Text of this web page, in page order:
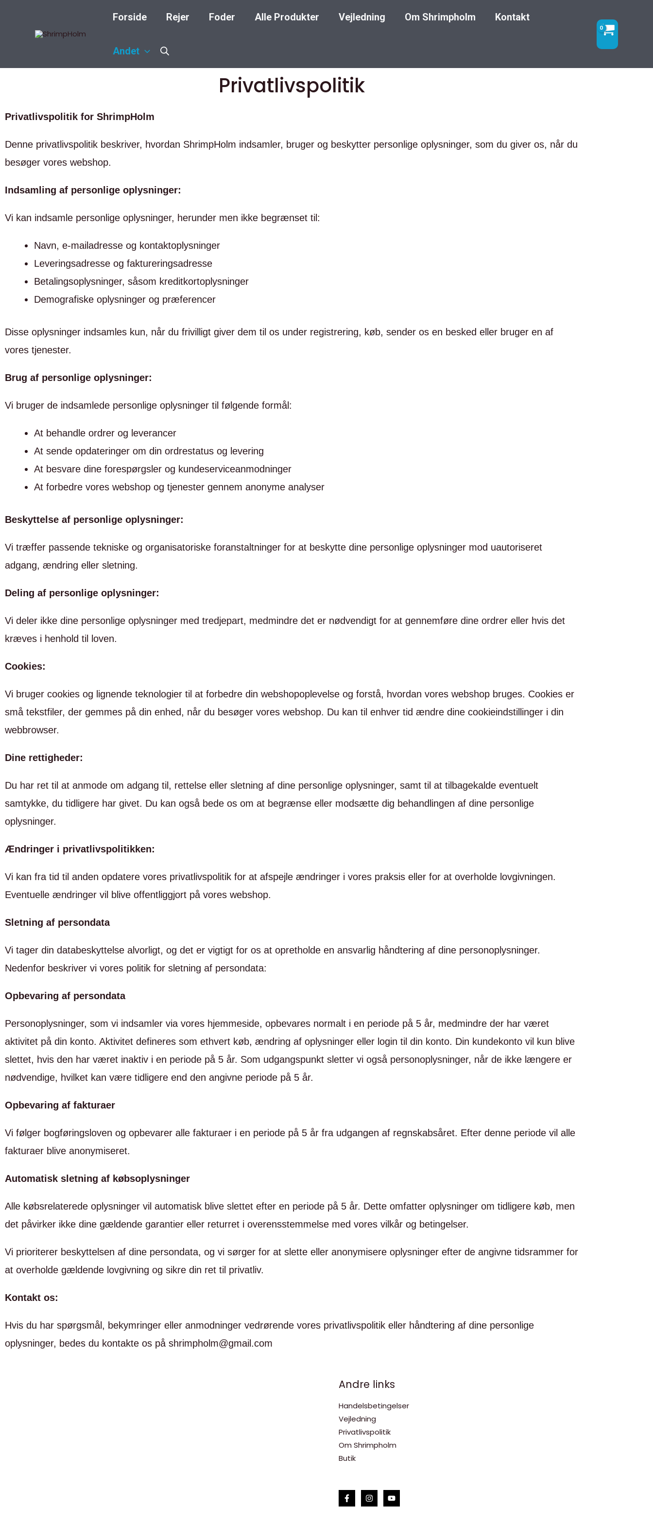
Forside Rejer Foder Alle Produkter Vejledning Om Shrimpholm Kontakt
Andet
Privatlivspolitik
Privatlivspolitik for ShrimpHolm
Denne privatlivspolitik beskriver, hvordan ShrimpHolm indsamler, bruger og beskytter personlige oplysninger, som du giver os, når du
besøger vores webshop.
Indsamling af personlige oplysninger:
Vi kan indsamle personlige oplysninger, herunder men ikke begrænset til:
Navn, e-mailadresse og kontaktoplysninger
Leveringsadresse og faktureringsadresse
Betalingsoplysninger, såsom kreditkortoplysninger
Demografiske oplysninger og præferencer
Disse oplysninger indsamles kun, når du frivilligt giver dem til os under registrering, køb, sender os en besked eller bruger en af
vores tjenester.
Brug af personlige oplysninger:
Vi bruger de indsamlede personlige oplysninger til følgende formål:
At behandle ordrer og leverancer
At sende opdateringer om din ordrestatus og levering
At besvare dine forespørgsler og kundeserviceanmodninger
At forbedre vores webshop og tjenester gennem anonyme analyser
Beskyttelse af personlige oplysninger:
Vi træffer passende tekniske og organisatoriske foranstaltninger for at beskytte dine personlige oplysninger mod uautoriseret
adgang, ændring eller sletning.
Deling af personlige oplysninger:
Vi deler ikke dine personlige oplysninger med tredjepart, medmindre det er nødvendigt for at gennemføre dine ordrer eller hvis det
kræves i henhold til loven.
Cookies:
Vi bruger cookies og lignende teknologier til at forbedre din webshopoplevelse og forstå, hvordan vores webshop bruges. Cookies er
små tekstfiler, der gemmes på din enhed, når du besøger vores webshop. Du kan til enhver tid ændre dine cookieindstillinger i din
webbrowser.
Dine rettigheder:
Du har ret til at anmode om adgang til, rettelse eller sletning af dine personlige oplysninger, samt til at tilbagekalde eventuelt
samtykke, du tidligere har givet. Du kan også bede os om at begrænse eller modsætte dig behandlingen af dine personlige
oplysninger.
Ændringer i privatlivspolitikken:
Vi kan fra tid til anden opdatere vores privatlivspolitik for at afspejle ændringer i vores praksis eller for at overholde lovgivningen.
Eventuelle ændringer vil blive offentliggjort på vores webshop.
Sletning af persondata
Vi tager din databeskyttelse alvorligt, og det er vigtigt for os at opretholde en ansvarlig håndtering af dine personoplysninger.
Nedenfor beskriver vi vores politik for sletning af persondata:
Opbevaring af persondata
Personoplysninger, som vi indsamler via vores hjemmeside, opbevares normalt i en periode på 5 år, medmindre der har været
aktivitet på din konto. Aktivitet defineres som ethvert køb, ændring af oplysninger eller login til din konto. Din kundekonto vil kun blive
slettet, hvis den har været inaktiv i en periode på 5 år. Som udgangspunkt sletter vi også personoplysninger, når de ikke længere er
nødvendige, hvilket kan være tidligere end den angivne periode på 5 år.
Opbevaring af fakturaer
Vi følger bogføringsloven og opbevarer alle fakturaer i en periode på 5 år fra udgangen af regnskabsåret. Efter denne periode vil alle
fakturaer blive anonymiseret.
Automatisk sletning af købsoplysninger
Alle købsrelaterede oplysninger vil automatisk blive slettet efter en periode på 5 år. Dette omfatter oplysninger om tidligere køb, men
det påvirker ikke dine gældende garantier eller returret i overensstemmelse med vores vilkår og betingelser.
Vi prioriterer beskyttelsen af dine persondata, og vi sørger for at slette eller anonymisere oplysninger efter de angivne tidsrammer for
at overholde gældende lovgivning og sikre din ret til privatliv.
Kontakt os:
Hvis du har spørgsmål, bekymringer eller anmodninger vedrørende vores privatlivspolitik eller håndtering af dine personlige
oplysninger, bedes du kontakte os på shrimpholm@gmail.com
Andre links
Handelsbetingelser
Vejledning
Privatlivspolitik
Om Shrimpholm
Butik